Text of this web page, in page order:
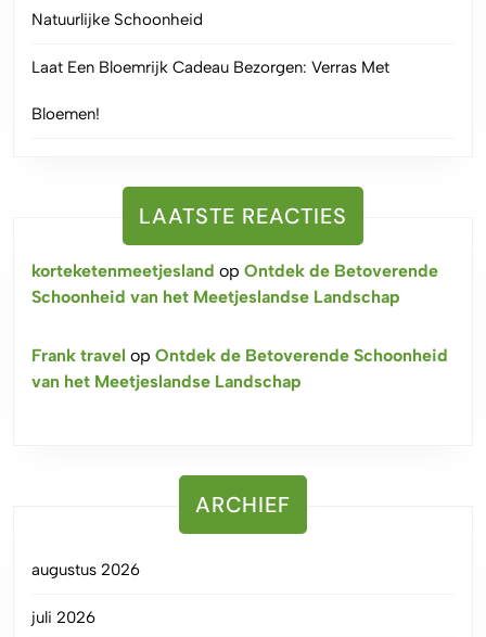
Natuurlijke Schoonheid
Laat Een Bloemrijk Cadeau Bezorgen: Verras Met
Bloemen!
LAATSTE REACTIES
korteketenmeetjesland op Ontdek de Betoverende
Schoonheid van het Meetjeslandse Landschap
Frank travel op Ontdek de Betoverende Schoonheid
van het Meetjeslandse Landschap
ARCHIEF
augustus 2026
juli 2026